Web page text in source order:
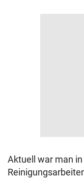
Aktuell war man